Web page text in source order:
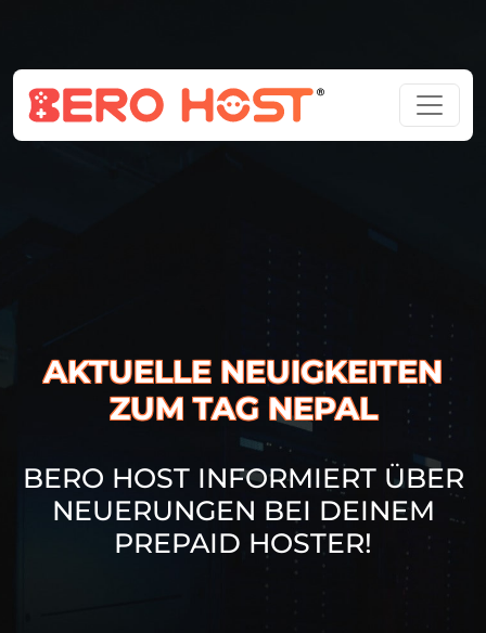
AKTUELLE NEUIGKEITEN
ZUM TAG NEPAL
BERO HOST INFORMIERT ÜBER
NEUERUNGEN BEI DEINEM
PREPAID HOSTER!